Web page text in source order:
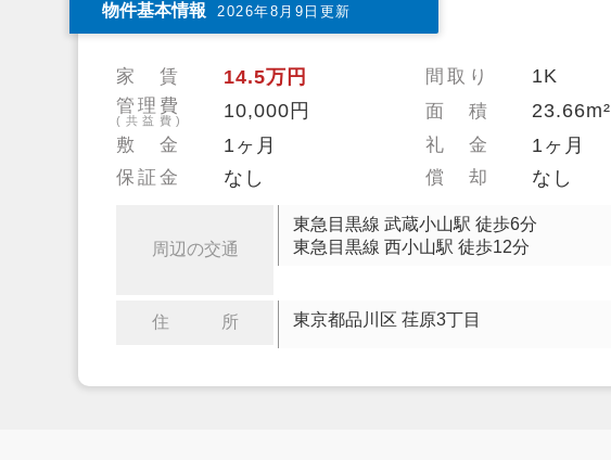
物件基本情報 2026年8月9日更新
家 賃 14.5万円 間取り 1K
管理費
(共益費) 10,000円 面 積 23.66m²
敷 金 1ヶ月 礼 金 1ヶ月
保証金 なし 償 却 なし
周辺の交通
東急目黒線 武蔵小山駅 徒歩6分
東急目黒線 西小山駅 徒歩12分
住 所 東京都品川区 荏原3丁目